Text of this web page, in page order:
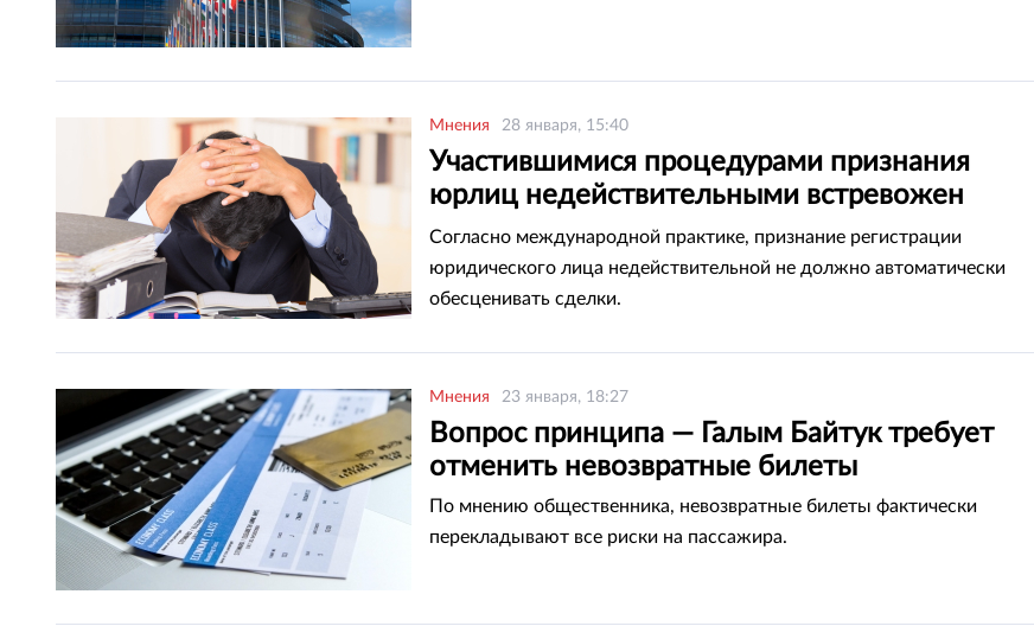
Мнения 28 января, 15:40
Участившимися процедурами признания
юрлиц недействительными встревожен
депутат
Согласно международной практике, признание регистрации
юридического лица недействительной не должно автоматически
обесценивать сделки.
Мнения 23 января, 18:27
Вопрос принципа — Галым Байтук требует
отменить невозвратные билеты
По мнению общественника, невозвратные билеты фактически
перекладывают все риски на пассажира.